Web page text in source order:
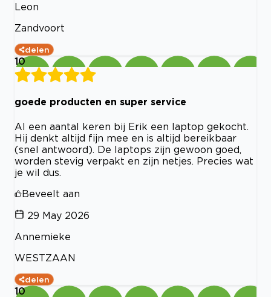
Leon
Zandvoort
delen
10
goede producten en super service
Al een aantal keren bij Erik een laptop gekocht.
Hij denkt altijd fijn mee en is altijd bereikbaar
(snel antwoord). De laptops zijn gewoon goed,
worden stevig verpakt en zijn netjes. Precies wat
je wil dus.
Beveelt aan
29 May 2026
Annemieke
WESTZAAN
delen
10